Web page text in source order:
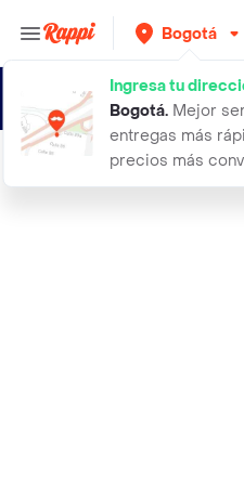
Bogotá
Ingresa tu
Bogotá. Mejor
entregas más
precios más
41 mm apple watch